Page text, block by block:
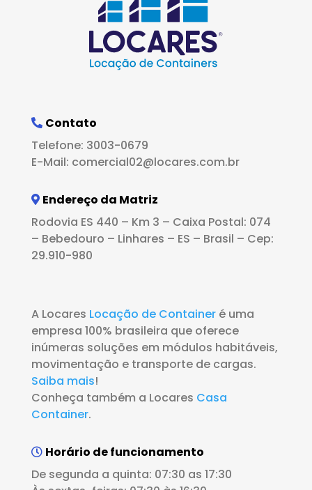
Contato
Telefone: 3003-0679
E-Mail: comercial02@locares.com.br
Endereço da Matriz
Rodovia ES 440 – Km 3 – Caixa Postal: 074
– Bebedouro – Linhares – ES – Brasil – Cep:
29.910-980
A Locares Locação de Containeré uma
empresa 100% brasileira que oferece
inúmeras soluções em módulos habitáveis,
movimentação e transporte de cargas.
Saiba mais!
Conheça também a Locares Casa
Container.
Horário de funcionamento
De segunda a quinta: 07:30 as 17:30